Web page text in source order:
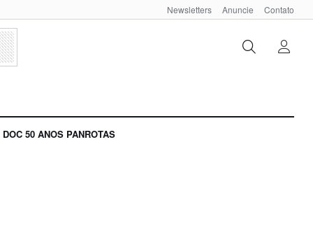
Newsletters Anuncie Contato
DOC 50 ANOS PANROTAS